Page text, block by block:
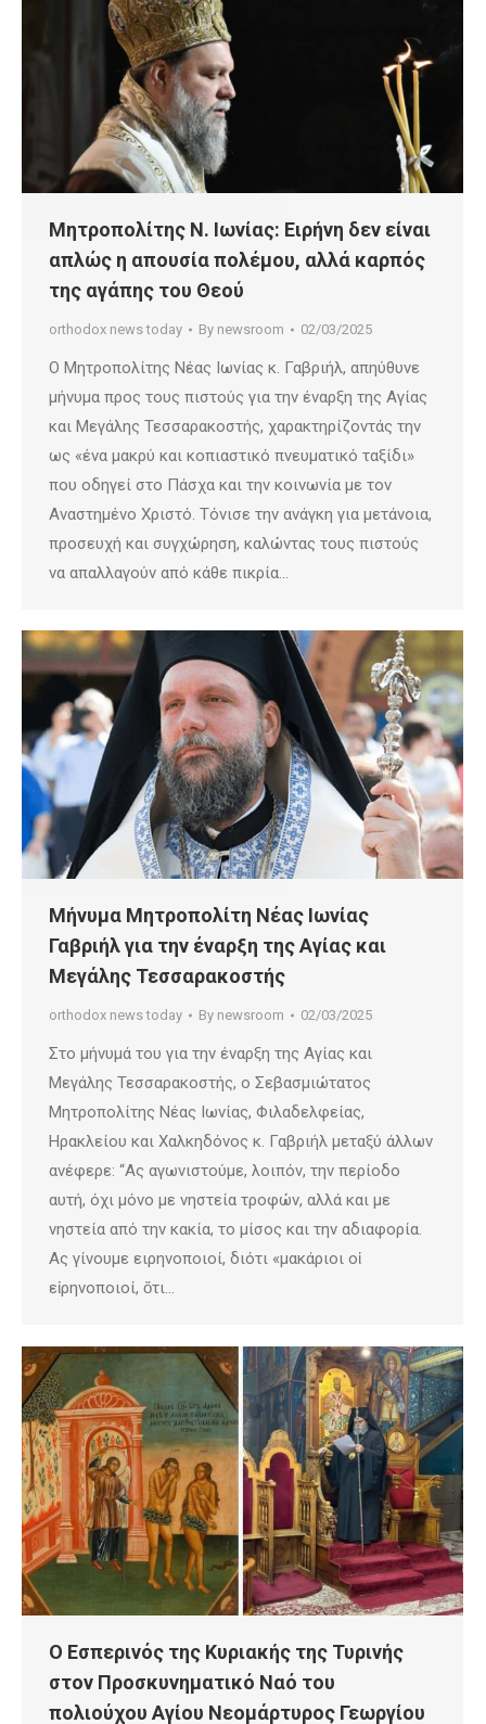
Μητροπολίτης Ν. Ιωνίας: Ειρήνη δεν είναι
απλώς η απουσία πολέμου, αλλά καρπός
της αγάπης του Θεού
orthodox news today By newsroom 02/03/2025
Ο Μητροπολίτης Νέας Ιωνίας κ. Γαβριήλ, απηύθυνε
μήνυμα προς τους πιστούς για την έναρξη της Αγίας
και Μεγάλης Τεσσαρακοστής, χαρακτηρίζοντάς την
ως «ένα μακρύ και κοπιαστικό πνευματικό ταξίδι»
που οδηγεί στο Πάσχα και την κοινωνία με τον
Αναστημένο Χριστό. Τόνισε την ανάγκη για μετάνοια,
προσευχή και συγχώρηση, καλώντας τους πιστούς
να απαλλαγούν από κάθε πικρία…
Μήνυμα Μητροπολίτη Νέας Ιωνίας
Γαβριήλ για την έναρξη της Αγίας και
Μεγάλης Τεσσαρακοστής
orthodox news today By newsroom 02/03/2025
Στο μήνυμά του για την έναρξη της Αγίας και
Μεγάλης Τεσσαρακοστής, ο Σεβασμιώτατος
Μητροπολίτης Νέας Ιωνίας, Φιλαδελφείας,
Ηρακλείου και Χαλκηδόνος κ. Γαβριήλ μεταξύ άλλων
ανέφερε: “Ας αγωνιστούμε, λοιπόν, την περίοδο
αυτή, όχι μόνο με νηστεία τροφών, αλλά και με
νηστεία από την κακία, το μίσος και την αδιαφορία.
Ας γίνουμε ειρηνοποιοί, διότι «μακάριοι οἱ
εἰρηνοποιοί, ὅτι…
Ο Εσπερινός της Κυριακής της Τυρινής
στον Προσκυνηματικό Ναό του
πολιούχου Αγίου Νεομάρτυρος Γεωργίου